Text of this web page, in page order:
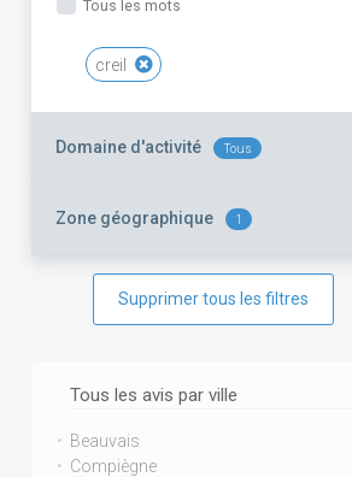
Tous les mots
creil
Domaine d'activité Tous
Zone géographique 1
Supprimer tous les filtres
Tous les avis par ville
Beauvais
Compiègne